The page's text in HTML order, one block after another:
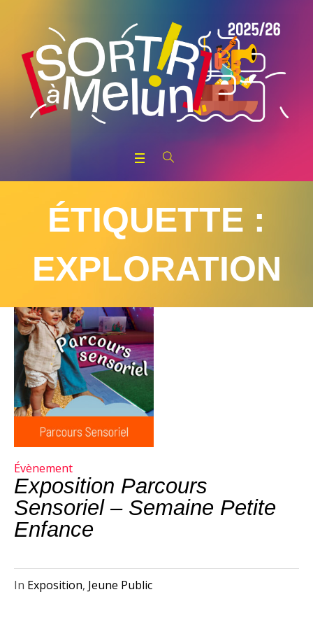
ÉTIQUETTE :
EXPLORATION
Évènement
Exposition Parcours
Sensoriel – Semaine Petite
Enfance
In Exposition, Jeune Public